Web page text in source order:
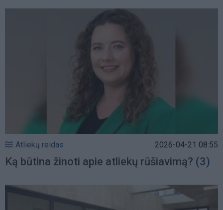
Atliekų reidas 2026-04-21 08:55
Ką būtina žinoti apie atliekų rūšiavimą? (3)